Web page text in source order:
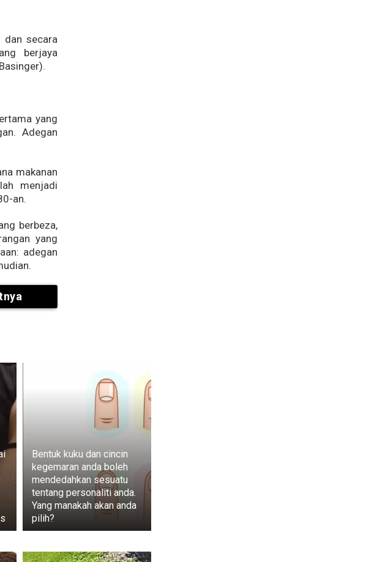
dan secara
berjaya
yang
Adegan
makanan
menjadi
an.
berbeza,
yang
adegan
Bentuk kuku dan cincin
kegemaran anda boleh
mendedahkan sesuatu
tentang personaliti anda.
Yang manakah akan anda
pilih?